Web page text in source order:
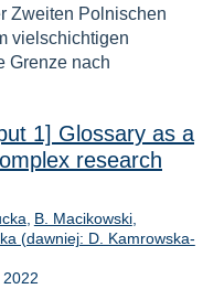
Zweiten Polnischen
vielschichtigen
Grenze nach
1] Glossary as a
research
B. Macikowski
(dawniej: D. Kamrowska-
Rok
2022